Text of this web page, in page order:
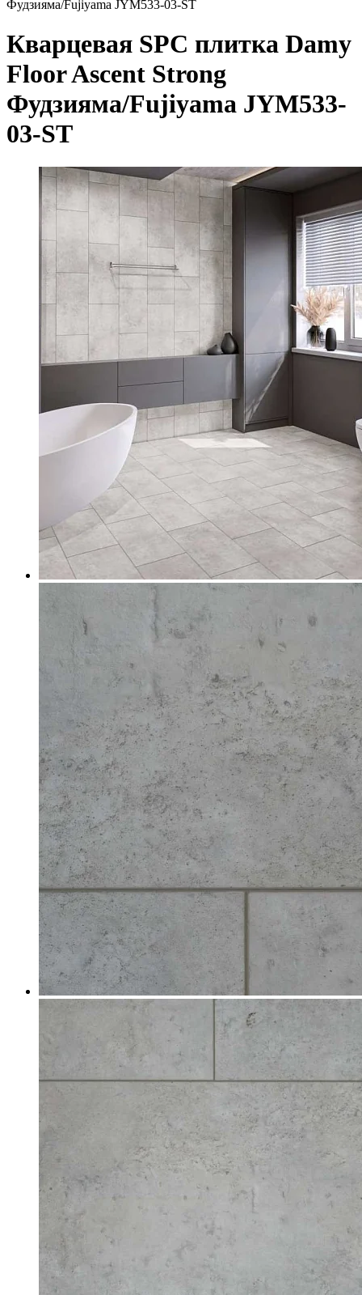
Фудзияма/Fujiyama JYM533-03-ST
Кварцевая SPC плитка Damy
Floor Ascent Strong
Фудзияма/Fujiyama JYM533-
03-ST